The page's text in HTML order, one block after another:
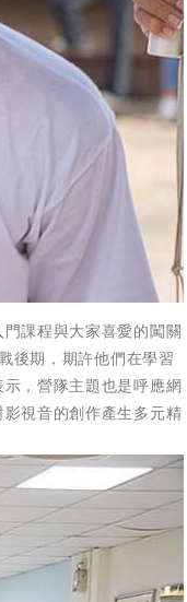
課程與大家喜愛的闖關
後期，期許他們在學習
，營隊主題也是呼應網
視音的創作產生多元精